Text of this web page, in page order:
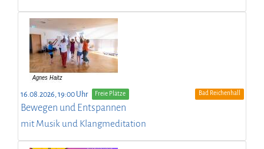
16.08.2026, 19:00 Uhr Freie Plätze Bad Reichenhall
Bewegen und Entspannen
mit Musik und Klangmeditation